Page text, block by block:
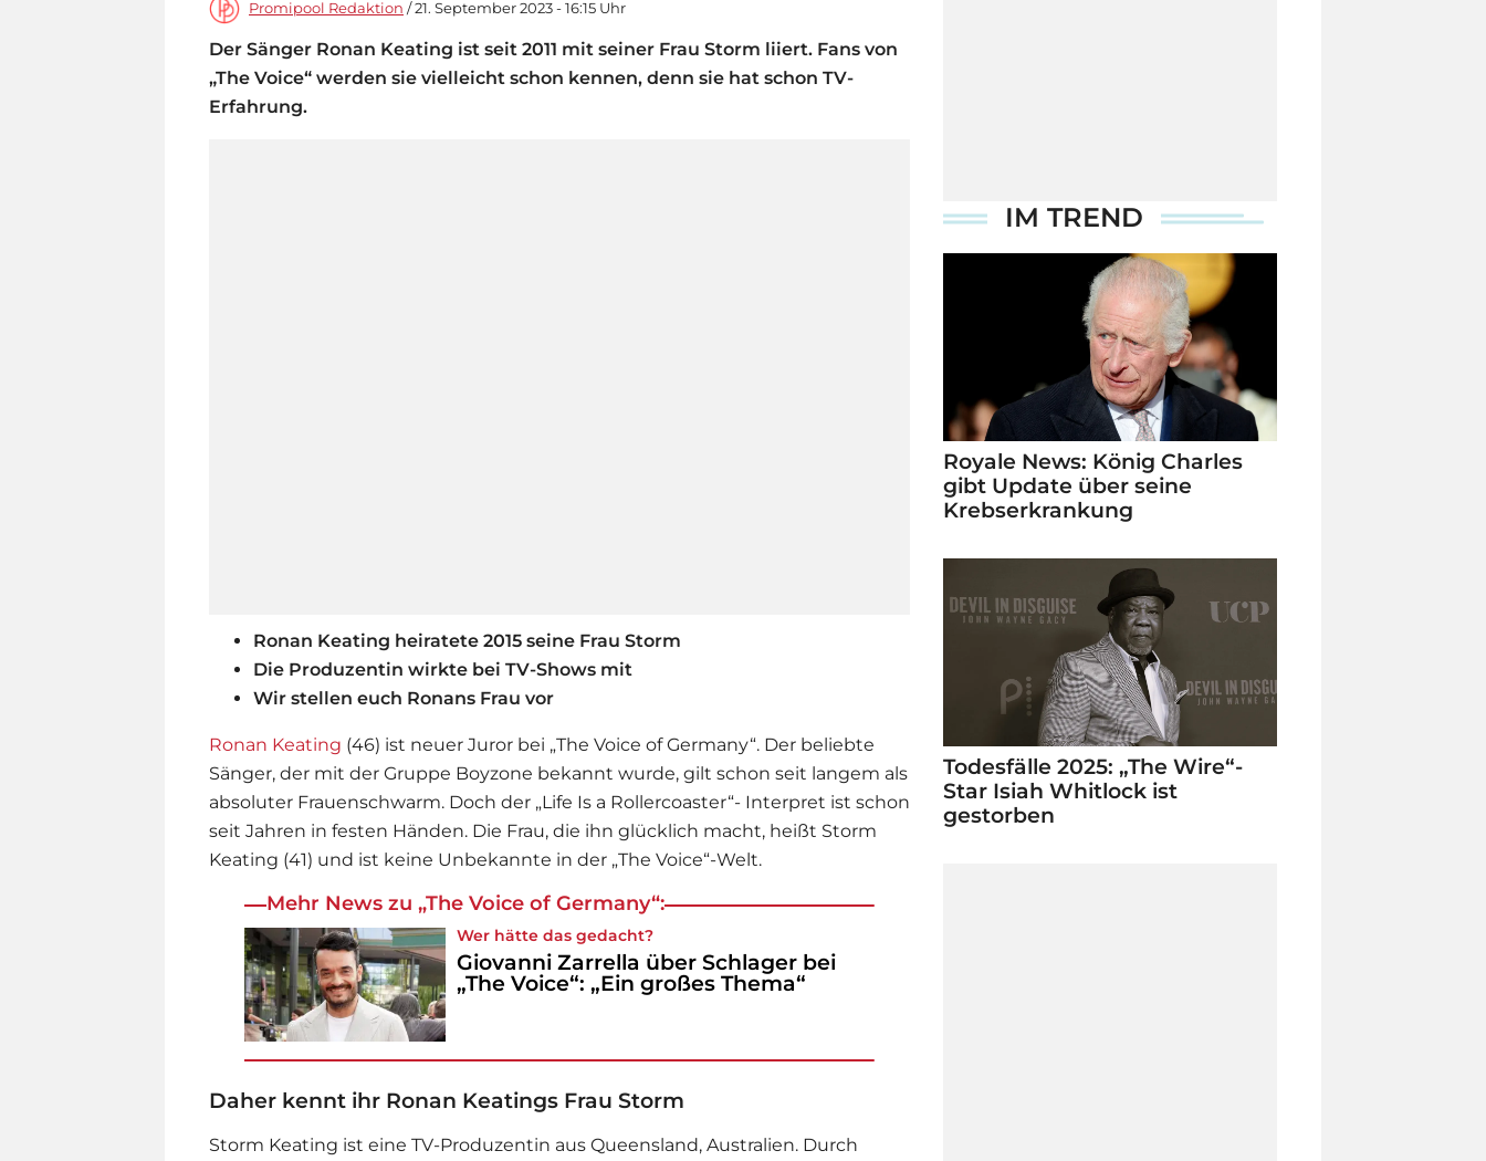
Promipool Redaktion / 21. September 2023 - 16:15 Uhr
Der Sänger Ronan Keating ist seit 2011 mit seiner Frau Storm liiert. Fans von
„The Voice“ werden sie vielleicht schon kennen, denn sie hat schon TV-
Erfahrung.
Ronan Keating heiratete 2015 seine Frau Storm
Die Produzentin wirkte bei TV-Shows mit
Wir stellen euch Ronans Frau vor
Ronan Keating (46) ist neuer Juror bei „The Voice of Germany“. Der beliebte
Sänger, der mit der Gruppe Boyzone bekannt wurde, gilt schon seit langem als
absoluter Frauenschwarm. Doch der „Life Is a Rollercoaster“- Interpret ist schon
seit Jahren in festen Händen. Die Frau, die ihn glücklich macht, heißt Storm
Keating (41) und ist keine Unbekannte in der „The Voice“-Welt.
Mehr News zu „The Voice of Germany“:
Wer hätte das gedacht?
Giovanni Zarrella über Schlager bei
„The Voice“: „Ein großes Thema“
Daher kennt ihr Ronan Keatings Frau Storm
Storm Keating ist eine TV-Produzentin aus Queensland, Australien. Durch
IM TREND
Royale News: König Charles
gibt Update über seine
Krebserkrankung
Todesfälle 2025: „The Wire“-
Star Isiah Whitlock ist
gestorben